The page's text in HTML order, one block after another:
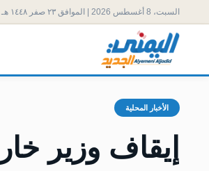
السبت، 8 أغسطس 2026 | الموافق ٢٣ صفر ١٤٤٨ هـ
الأخبار المحلية
إيقاف وزير